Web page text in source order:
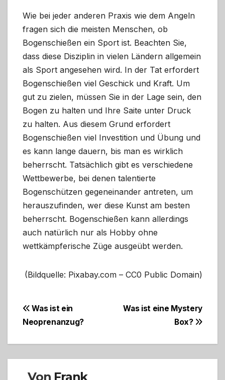
Wie bei jeder anderen Praxis wie dem Angeln
fragen sich die meisten Menschen, ob
Bogenschießen ein Sport ist. Beachten Sie,
dass diese Disziplin in vielen Ländern allgemein
als Sport angesehen wird. In der Tat erfordert
Bogenschießen viel Geschick und Kraft. Um
gut zu zielen, müssen Sie in der Lage sein, den
Bogen zu halten und Ihre Saite unter Druck
zu halten. Aus diesem Grund erfordert
Bogenschießen viel Investition und Übung und
es kann lange dauern, bis man es wirklich
beherrscht. Tatsächlich gibt es verschiedene
Wettbewerbe, bei denen talentierte
Bogenschützen gegeneinander antreten, um
herauszufinden, wer diese Kunst am besten
beherrscht. Bogenschießen kann allerdings
auch natürlich nur als Hobby ohne
wettkämpferische Züge ausgeübt werden.
(Bildquelle: Pixabay.com – CC0 Public Domain)
Beitragsnavigation
Was ist eine Mystery
Box?
Was ist ein
Neoprenanzug?
Von Frank